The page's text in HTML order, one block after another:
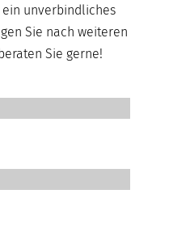
unverbindliches
Sie nach weiteren
Sie gerne!